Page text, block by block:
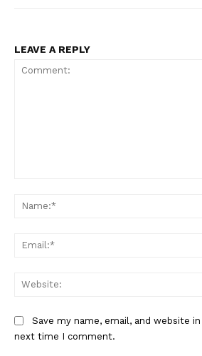
LEAVE A REPLY
Save my name, email, and website
next time I comment.